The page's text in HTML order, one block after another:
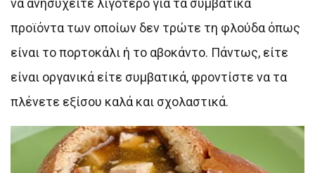
να ανησυχείτε λιγότερο για τα συμβατικά
προϊόντα των οποίων δεν τρώτε τη φλούδα όπως
είναι το πορτοκάλι ή το αβοκάντο. Πάντως, είτε
είναι οργανικά είτε συμβατικά, φροντίστε να τα
πλένετε εξίσου καλά και σχολαστικά.